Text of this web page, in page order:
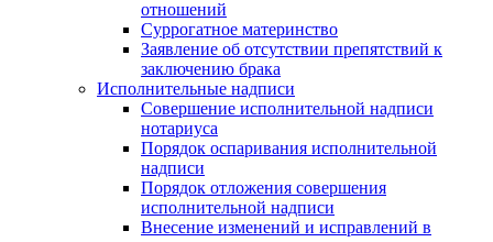
отношений
Суррогатное материнство
Заявление об отсутствии препятствий к
заключению брака
Исполнительные надписи
Совершение исполнительной надписи
нотариуса
Порядок оспаривания исполнительной
надписи
Порядок отложения совершения
исполнительной надписи
Внесение изменений и исправлений в